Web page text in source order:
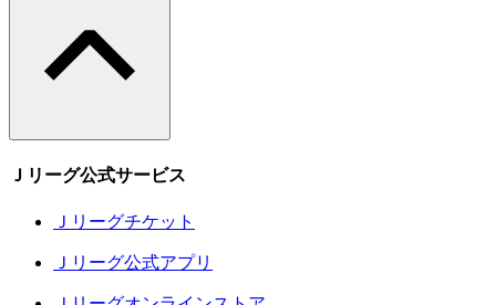
Ｊリーグ公式サービス
Ｊリーグチケット
Ｊリーグ公式アプリ